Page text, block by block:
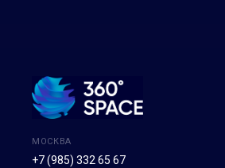
МОСКВА
+7 (985) 332 65 67